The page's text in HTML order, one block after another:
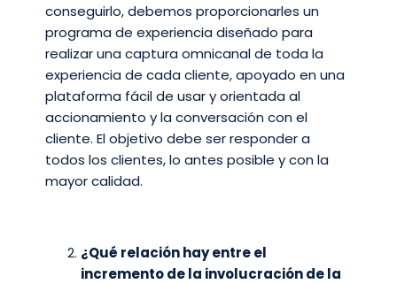
conseguirlo, debemos proporcionarles un
programa de experiencia diseñado para
realizar una captura omnicanal de toda la
experiencia de cada cliente, apoyado en una
plataforma fácil de usar y orientada al
accionamiento y la conversación con el
cliente. El objetivo debe ser responder a
todos los clientes, lo antes posible y con la
mayor calidad.
¿Qué relación hay entre el
incremento de la involucración de la